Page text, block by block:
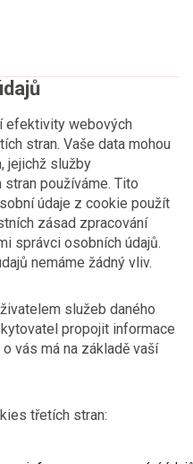
efektivity webových
stran. Vaše data mohou
jejichž služby
používáme. Tito
údaje z cookie použít
zásad zpracování
správci osobních údajů.
nemáme žádný vliv.
služeb daného
propojit informace
vás má na základě vaší
třetích stran: